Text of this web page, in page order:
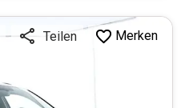
Teilen Merken